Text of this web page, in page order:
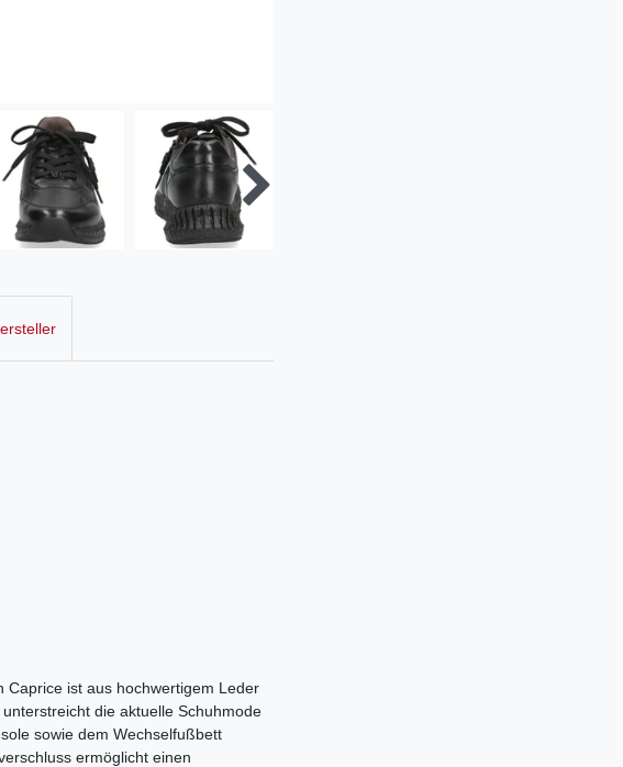
Caprice ist aus hochwertigem Leder
die aktuelle Schuhmode
sowie dem Wechselfußbett
ermöglicht einen